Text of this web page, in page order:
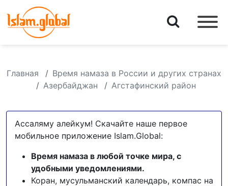
Главная
Время намаза в России и других странах
Азербайджан
Агстафинский район
Ассаляму алейкум! Скачайте наше первое
мобильное приложение Islam.Global:
Время намаза в любой точке мира, с
удобными уведомлениями.
Коран, мусульманский календарь, компас на